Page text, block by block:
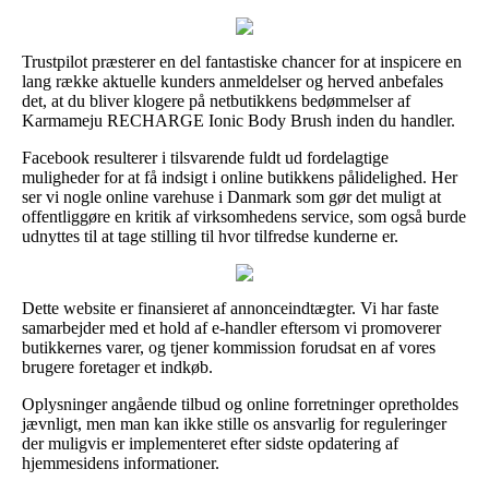
Trustpilot præsterer en del fantastiske chancer for at inspicere en
lang række aktuelle kunders anmeldelser og herved anbefales
det, at du bliver klogere på netbutikkens bedømmelser af
Karmameju RECHARGE Ionic Body Brush inden du handler.
Facebook resulterer i tilsvarende fuldt ud fordelagtige
muligheder for at få indsigt i online butikkens pålidelighed. Her
ser vi nogle online varehuse i Danmark som gør det muligt at
offentliggøre en kritik af virksomhedens service, som også burde
udnyttes til at tage stilling til hvor tilfredse kunderne er.
Dette website er finansieret af annonceindtægter. Vi har faste
samarbejder med et hold af e-handler eftersom vi promoverer
butikkernes varer, og tjener kommission forudsat en af vores
brugere foretager et indkøb.
Oplysninger angående tilbud og online forretninger opretholdes
jævnligt, men man kan ikke stille os ansvarlig for reguleringer
der muligvis er implementeret efter sidste opdatering af
hjemmesidens informationer.